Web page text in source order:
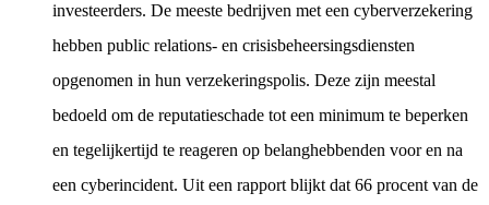
investeerders. De meeste bedrijven met een cyberverzekering
hebben public relations- en crisisbeheersingsdiensten
opgenomen in hun verzekeringspolis. Deze zijn meestal
bedoeld om de reputatieschade tot een minimum te beperken
en tegelijkertijd te reageren op belanghebbenden voor en na
een cyberincident. Uit een rapport blijkt dat 66 procent van de